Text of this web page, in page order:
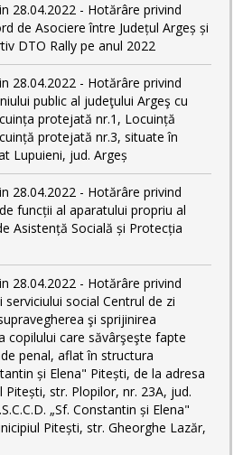
28.04.2022 - Hotărâre privind
de Asociere între Județul Argeș și
DTO Rally pe anul 2022
28.04.2022 - Hotărâre privind
public al judeţului Argeş cu
protejată nr.1, Locuință
protejată nr.3, situate în
Lupuieni, jud. Argeș
28.04.2022 - Hotărâre privind
funcții al aparatului propriu al
Asistență Socială și Protecția
28.04.2022 - Hotărâre privind
social Centrul de zi
şi sprijinirea
copilului care săvârşeşte fapte
penal, aflat în structura
și Elena" Pitești, de la adresa
str. Plopilor, nr. 23A, jud.
„Sf. Constantin și Elena"
Pitești, str. Gheorghe Lazăr,